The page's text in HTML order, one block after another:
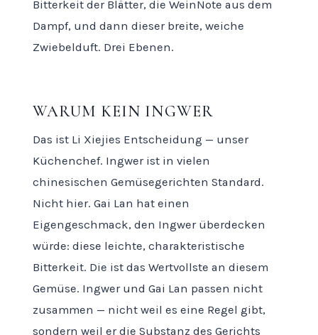
Bitterkeit der Blätter, die WeinNote aus dem
Dampf, und dann dieser breite, weiche
Zwiebelduft. Drei Ebenen.
WARUM KEIN INGWER
Das ist Li Xiejies Entscheidung — unser
Küchenchef. Ingwer ist in vielen
chinesischen Gemüsegerichten Standard.
Nicht hier. Gai Lan hat einen
Eigengeschmack, den Ingwer überdecken
würde: diese leichte, charakteristische
Bitterkeit. Die ist das Wertvollste an diesem
Gemüse. Ingwer und Gai Lan passen nicht
zusammen — nicht weil es eine Regel gibt,
sondern weil er die Substanz des Gerichts